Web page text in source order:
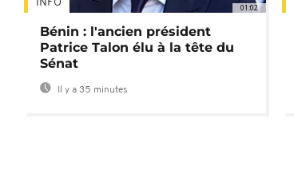
01:02
INFO
Bénin : l'ancien président
Patrice Talon élu à la tête du
Sénat
Il y a 35 minutes